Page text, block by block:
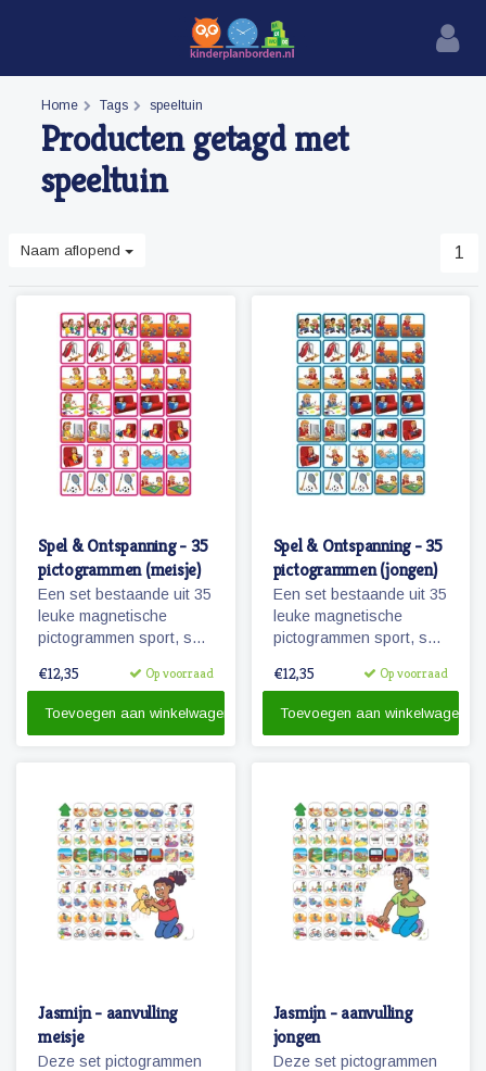
Home Tags speeltuin
Producten getagd met
speeltuin
Naam aflopend 1
Spel & Ontspanning - 35
pictogrammen (meisje)
Een set bestaande uit 35
leuke magnetische
pictogrammen sport, spel
Wanneer je zwemles
planbord!
€12,35 Op voorraad
Toevoegen aan winkelwagen
Spel & Ontspanning - 35
pictogrammen (jongen)
Een set bestaande uit 35
leuke magnetische
pictogrammen sport, spel
Wanneer je zwemles
planbord!
€12,35 Op voorraad
Toevoegen aan winkelwagen
Jasmijn - aanvulling
meisje
Deze set pictogrammen
Jasmijn - aanvulling
jongen
Deze set pictogrammen